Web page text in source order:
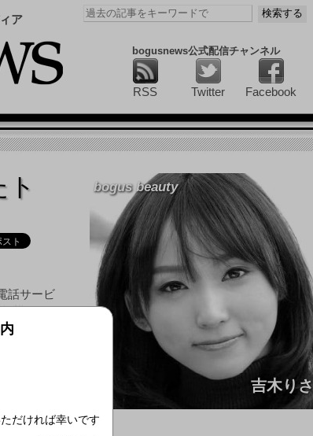
だければ幸いです
ア
bogusnews公式配信チャンネル
RSS Twitter Facebook
話サービ
模な不具
尽くして
bogus beauty
吉木りさ